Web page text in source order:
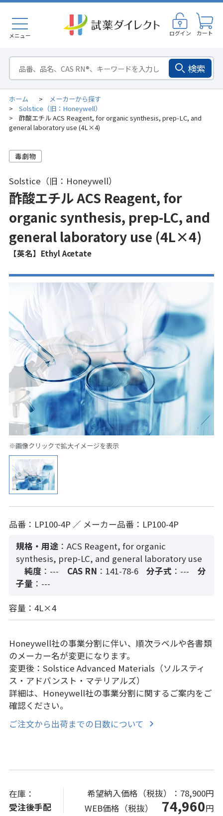
メニュー ログイン カート
検索
ホーム > メーカーから探す
> Solstice（旧：Honeywell）
>
酢酸エチル ACS Reagent, for organic synthesis, prep-LC, and
general laboratory use (4L×4)
Solstice（旧：Honeywell）
酢酸エチル ACS Reagent, for
organic synthesis, prep-LC, and
general laboratory use (4L×4)
【英名】Ethyl Acetate
※画像クリックで拡大イメージを表示
品番：LP100-4P ／ メーカー品番：LP100-4P
規格・用途 ：ACS Reagent, for organic
synthesis, prep-LC, and general laboratory use
純度：--- CAS RN ：141-78-6 分子式 ：---
分
子量 ：---
容量：4L×4
Honeywell社の事業分割に伴い、順次ラベルや各書類
のメーカー名が変更になります。
変更後：Solstice Advanced Materials（ソルスティ
ス・アドバンスト・マテリアルズ）
詳細は、Honeywell社の事業分割に関するご案内をご
確認ください。
ご注文から出荷までの日数について
在庫：
受注後手配
希望納入価格（税抜）： 78,900円
WEB価格（税抜） 74,960円